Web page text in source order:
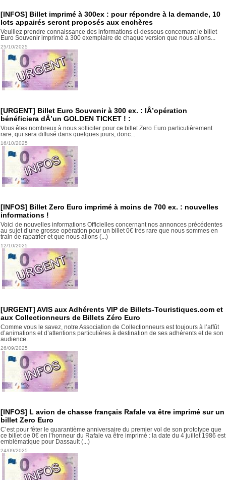
[INFOS] Billet imprimé à 300ex : pour répondre à la demande, 10
lots appairés seront proposés aux enchères
Veuillez prendre connaissance des informations ci-dessous concernant le billet
Euro Souvenir imprimé à 300 exemplaire de chaque version que nous allons...
25/10/2025
[URGENT] Billet Euro Souvenir à 300 ex. : lÂ’opération
bénéficiera dÂ’un GOLDEN TICKET ! :
Vous êtes nombreux à nous solliciter pour ce billet Zero Euro particulièrement
rare, qui sera diffusé dans quelques jours, donc...
16/10/2025
[INFOS] Billet Zero Euro imprimé à moins de 700 ex. : nouvelles
informations !
Voici de nouvelles informations Officielles concernant nos annonces précédentes
au sujet d’une grosse opération pour un billet 0€ très rare que nous sommes en
train de rapatrier et que nous allons (...)
12/10/2025
[URGENT] AVIS aux Adhérents VIP de Billets-Touristiques.com et
aux Collectionneurs de Billets Zéro Euro
Comme vous le savez, notre Association de Collectionneurs est toujours à l’affût
d’animations et d’attentions particulières à destination de ses adhérents et de son
audience.
26/09/2025
[INFOS] L avion de chasse français Rafale va être imprimé sur un
billet Zero Euro
C’est pour fêter le quarantième anniversaire du premier vol de son prototype que
ce billet de 0€ en l’honneur du Rafale va être imprimé : la date du 4 juillet 1986 est
emblématique pour Dassault (...)
24/09/2025